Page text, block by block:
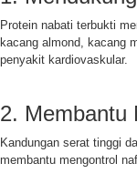
Protein nabati terbukti
kacang almond, kacang
penyakit kardiovaskular.
2. Membantu
Kandungan serat tinggi
membantu mengontrol